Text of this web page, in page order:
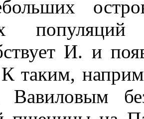
И. и
таким,